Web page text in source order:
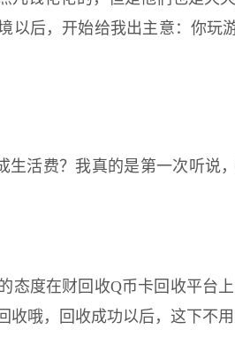
以后，开始给我出主意：你玩
活费？我真的是第一次听说
度在财回收Q币卡回收平台上
收哦，回收成功以后，这下不用